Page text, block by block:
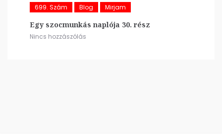
699. Szám Blog Mirjam
Egy szocmunkás naplója 30. rész
Nincs hozzászólás